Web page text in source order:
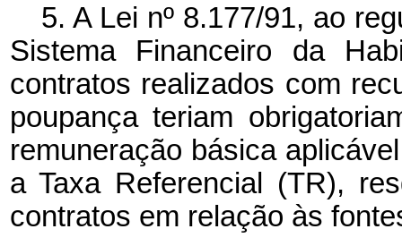
5. A Lei nº 8.177/91, ao
Sistema Financeiro da
contratos realizados com
poupança teriam
remuneração básica
a Taxa Referencial (TR),
contratos em relação às